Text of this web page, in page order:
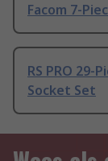
Facom 7-
RS PRO 29-
Socket Set